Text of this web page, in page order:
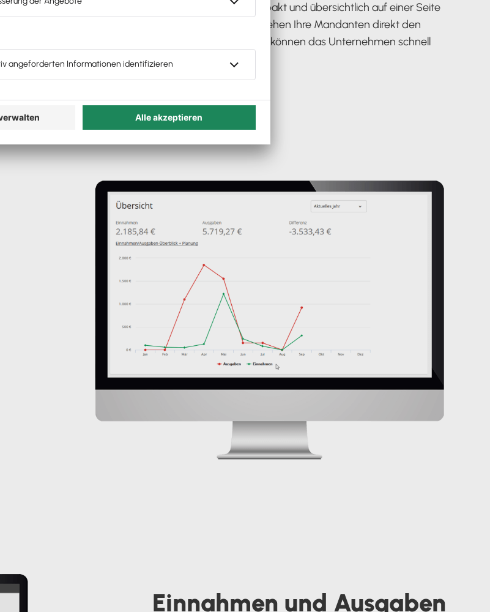
sind im Dashboard kompakt und übersichtlich auf einer Seite
zusammengefasst. So sehen Ihre Mandanten direkt den
Status der Finanzen und können das Unternehmen schnell
und effektiv steuern.
Einnahmen und Ausgaben